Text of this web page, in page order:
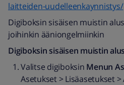
laitteiden-uudelleenkaynnistys/
Digiboksin sisäisen muistin
joihinkin ääniongelmiinkin
Digiboksin sisäisen muistin
Valitse digiboksin Menun
Asetukset > Lisäasetukset